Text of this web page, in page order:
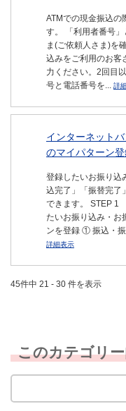
ATMでの現金振込の
す。 「利用者番号
ま(ご依頼人さま)を
込みをご利用のお客
力ください。2回目
号と電話番号を... 詳
インターネット
のマイパターン登
登録したいお振り込
込完了」「振替完了
できます。 STEP 1
たいお振り込み・
ンを登録 ① 振込・
詳細表示
45件中 21 - 30 件を表示
このカテゴリ